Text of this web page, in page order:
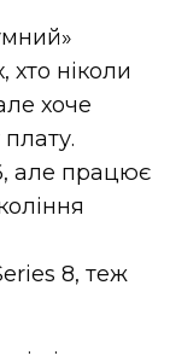
хто ніколи
хоче
але працює
8, теж